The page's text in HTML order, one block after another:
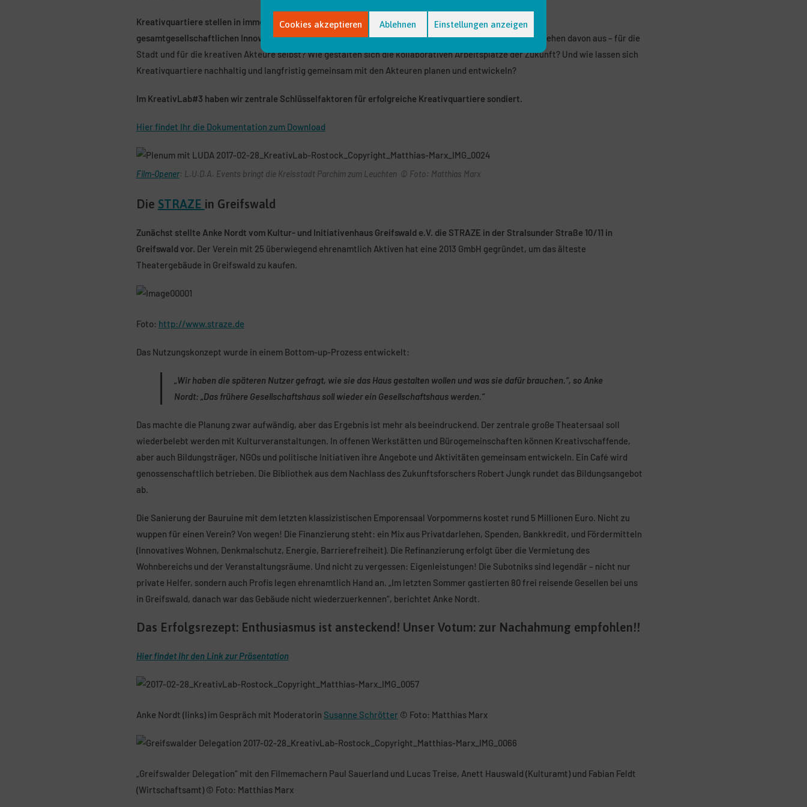
Cookies akzeptieren Ablehnen Einstellungen anzeigen
Kreativquartiere stellen in immer mehr Städten und Regionen einen maßgeblichen wirtschaftlichen und
gesamtgesellschaftlichen Innovationstreiber dar.Was macht ein solches Quartier aus? Welche Impulse gehen davon aus – für die
Stadt und für die kreativen Akteure selbst? Wie gestalten sich die kollaborativen Arbeitsplätze der Zukunft? Und wie lassen sich
Kreativquartiere nachhaltig und langfristig gemeinsam mit den Akteuren planen und entwickeln?
Im KreativLab#3 haben wir zentrale Schlüsselfaktoren für erfolgreiche Kreativquartiere sondiert.
Hier findet Ihr die Dokumentation zum Download
Film-Opener: L.U.D.A. Events bringt die Kreisstadt Parchim zum Leuchten © Foto: Matthias Marx
Die STRAZE in Greifswald
Zunächst stellte Anke Nordt vom Kultur- und Initiativenhaus Greifswald e.V. die STRAZE in der Stralsunder Straße 10/11 in
Greifswald vor. Der Verein mit 25 überwiegend ehrenamtlich Aktiven hat eine 2013 GmbH gegründet, um das älteste
Theatergebäude in Greifswald zu kaufen.
Foto: http://www.straze.de
Das Nutzungskonzept wurde in einem Bottom-up-Prozess entwickelt:
„Wir haben die späteren Nutzer gefragt, wie sie das Haus gestalten wollen und was sie dafür brauchen.“, so Anke
Nordt: „Das frühere Gesellschaftshaus soll wieder ein Gesellschaftshaus werden.“
Das machte die Planung zwar aufwändig, aber das Ergebnis ist mehr als beeindruckend. Der zentrale große Theatersaal soll
wiederbelebt werden mit Kulturveranstaltungen. In offenen Werkstätten und Bürogemeinschaften können Kreativschaffende,
aber auch Bildungsträger, NGOs und politische Initiativen ihre Angebote und Aktivitäten gemeinsam entwickeln. Ein Café wird
genossenschaftlich betrieben. Die Bibliothek aus dem Nachlass des Zukunftsforschers Robert Jungk rundet das Bildungsangebot
ab.
Die Sanierung der Bauruine mit dem letzten klassizistischen Emporensaal Vorpommerns kostet rund 5 Millionen Euro. Nicht zu
wuppen für einen Verein? Von wegen! Die Finanzierung steht: ein Mix aus Privatdarlehen, Spenden, Bankkredit, und Fördermitteln
(Innovatives Wohnen, Denkmalschutz, Energie, Barrierefreiheit). Die Refinanzierung erfolgt über die Vermietung des
Wohnbereichs und der Veranstaltungsräume. Und nicht zu vergessen: Eigenleistungen! Die Subotniks sind legendär – nicht nur
private Helfer, sondern auch Profis legen ehrenamtlich Hand an. „Im letzten Sommer gastierten 80 frei reisende Gesellen bei uns
in Greifswald, danach war das Gebäude nicht wiederzuerkennen“, berichtet Anke Nordt.
Das Erfolgsrezept: Enthusiasmus ist ansteckend! Unser Votum: zur Nachahmung empfohlen!!
Hier findet Ihr den Link zur Präsentation
Anke Nordt (links) im Gespräch mit Moderatorin Susanne Schrötter © Foto: Matthias Marx
„Greifswalder Delegation“ mit den Filmemachern Paul Sauerland und Lucas Treise, Anett Hauswald (Kulturamt) und Fabian Feldt
(Wirtschaftsamt) © Foto: Matthias Marx